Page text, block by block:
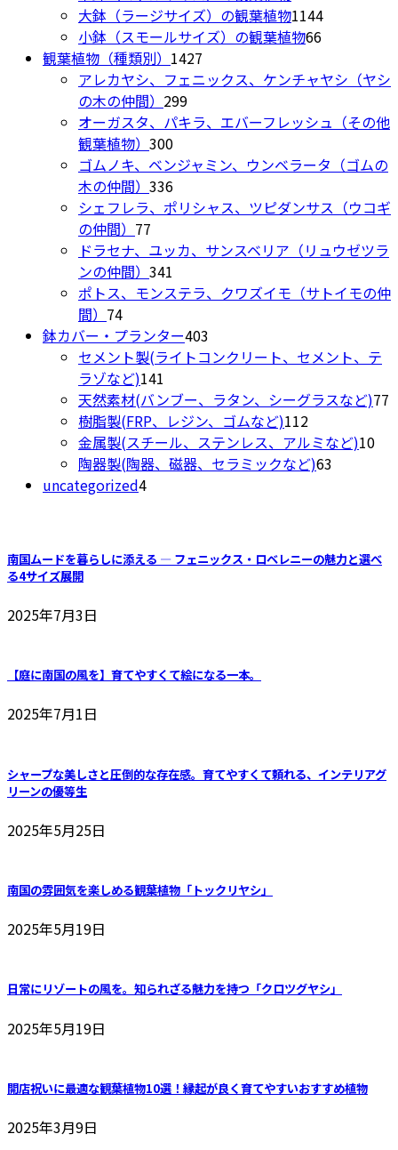
の
商
個
の
品
大鉢（ラージサイズ）の観葉植物11441144
商
小鉢（スモールサイズ）の観葉植物6666
の
品
観葉植物（種類別） 1427
個
商
アレカヤシ、フェニックス、ケンチャヤシ（ヤシ
の木の仲間） 299299
個
商
オーガスタ、パキラ、エバーフレッシュ（その他
観葉植物） 300300
個
の
商
ゴムノキ、ベンジャミン、ウンベラータ（ゴムの
木の仲間） 336336
個
商
シェフレラ、ポリシャス、ツピダンサス（ウコギ
の仲間） 77
個
の
商
ドラセナ、ユッカ、サンスベリア（リュウゼツラ
ンの仲間） 341
個
商
品
ポトス、モンステラ、クワズイモ（サトイモの仲
間） 7474
個
の
商
品
鉢カバー・プランター403
個
商
品
セメント製(ライトコンクリート、セメント、テ
ラゾなど)141
個
の
商
品
天然素材(バンブー、ラタン、シーグラスなど)77
樹脂製(FRP、レジン、ゴムなど)112112
個
の
金属製(スチール、ステンレス、アルミなど)1010
陶器製(陶器、磁器、セラミックなど)63
uncategorized44
品
南国ムードを暮らしに添える ― フェニックス・ロベレニーの魅力と選べ
る4サイズ展開
2025年7月3日
【庭に南国の風を】育てやすくて絵になる一本。
2025年7月1日
シャープな美しさと圧倒的な存在感。育てやすくて頼れる、インテリアグ
リーンの優等生
2025年5月25日
南国の雰囲気を楽しめる観葉植物「トックリヤシ」
2025年5月19日
日常にリゾートの風を。知られざる魅力を持つ「クロツグヤシ」
2025年5月19日
開店祝いに最適な観葉植物10選！縁起が良く育てやすいおすすめ植物
2025年3月9日